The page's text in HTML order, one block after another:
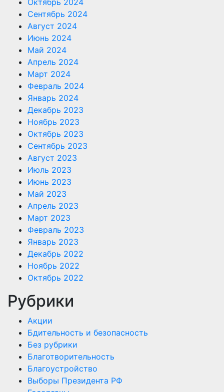
Сентябрь 2024
Август 2024
Июнь 2024
Май 2024
Апрель 2024
Март 2024
Февраль 2024
Январь 2024
Декабрь 2023
Ноябрь 2023
Октябрь 2023
Сентябрь 2023
Август 2023
Июль 2023
Июнь 2023
Май 2023
Апрель 2023
Март 2023
Февраль 2023
Январь 2023
Декабрь 2022
Ноябрь 2022
Октябрь 2022
Рубрики
Акции
Бдительность и безопасность
Без рубрики
Благотворительность
Благоустройство
Выборы Президента РФ